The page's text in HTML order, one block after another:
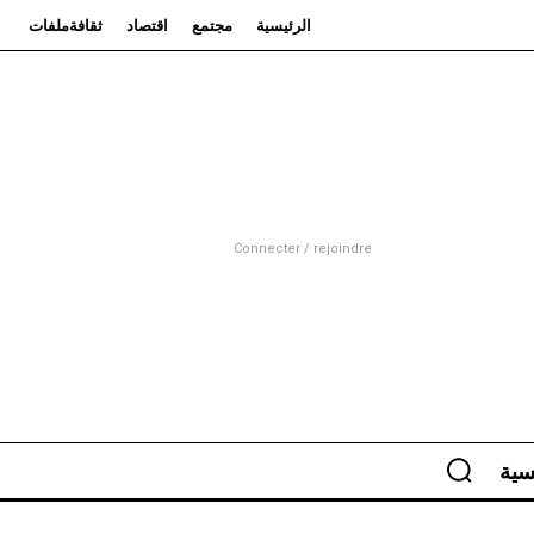
الرئيسية مجتمع اقتصاد ثقافةملفات
Connecter / rejoindre